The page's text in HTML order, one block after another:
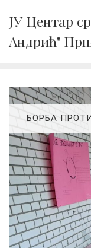
content
ЈУ Центар
Андрић"
БОРБА